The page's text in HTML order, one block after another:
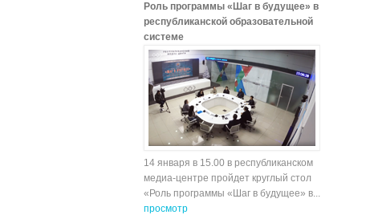
Роль программы «Шаг в будущее» в
республиканской образовательной
системе
14 января в 15.00 в республиканском
медиа-центре пройдет круглый стол
«Роль программы «Шаг в будущее» в...
просмотр